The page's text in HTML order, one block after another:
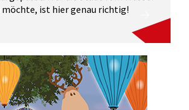
möchte, ist hier genau richtig!